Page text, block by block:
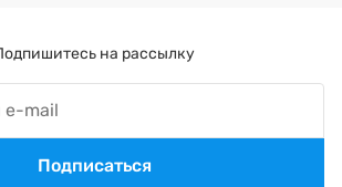
на рассылку
Подписаться